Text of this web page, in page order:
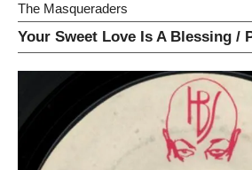
The Masqueraders
Your Sweet Love Is A Blessing /